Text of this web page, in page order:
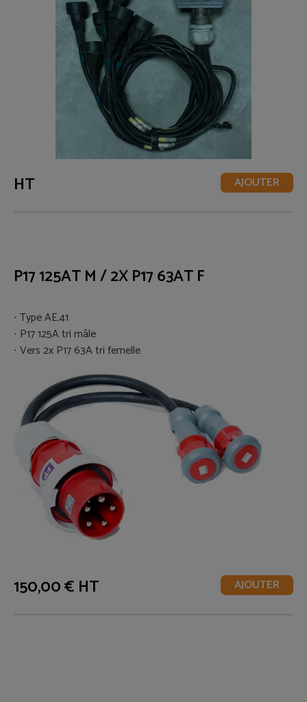
HT AJOUTER
P17 125AT M / 2X P17 63AT F
Type AE.41
P17 125A tri mâle
Vers 2x P17 63A tri femelle
150,00 € HT AJOUTER